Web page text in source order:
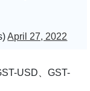
April 27, 2022
USD、GST-